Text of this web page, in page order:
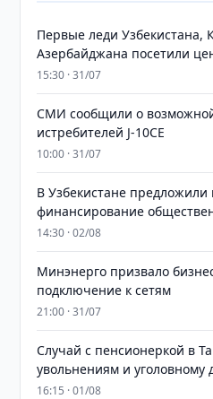
Первые леди Узбекистана,
Азербайджана посетили
15:30 · 31/07
СМИ сообщили о возможной
истребителей J-10CE
10:00 · 31/07
В Узбекистане предложили
финансирование
14:30 · 02/08
Минэнерго призвало
подключение к сетям
21:00 · 31/07
Случай с пенсионеркой в
увольнениям и уголовному
16:15 · 01/08